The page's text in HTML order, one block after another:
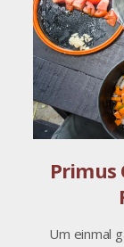
Primus
Um einmal